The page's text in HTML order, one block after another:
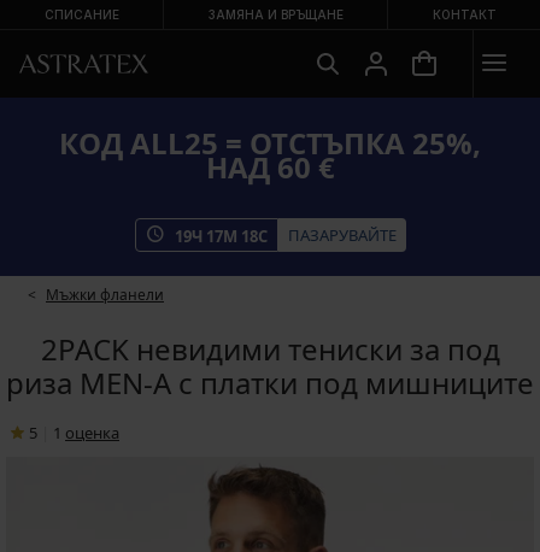
СПИСАНИЕ ЗАМЯНА И ВРЪЩАНЕ КОНТАКТ
КОД ALL25 = ОТСТЪПКА 25%,
НАД 60 €
19Ч 17М 18С ПАЗАРУВАЙТЕ
Мъжки фланели
2PACK невидими тениски за под
риза MEN-A с платки под мишниците
5 1 oценка